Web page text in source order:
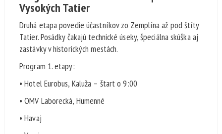
Vysokých Tatier
Druhá etapa povedie účastníkov zo Zemplína až pod štíty
Tatier. Posádky čakajú technické úseky, špeciálna skúška aj
zastávky v historických mestách.
Program 1. etapy:
• Hotel Eurobus, Kaluža – štart o 9:00
• OMV Laborecká, Humenné
• Havaj